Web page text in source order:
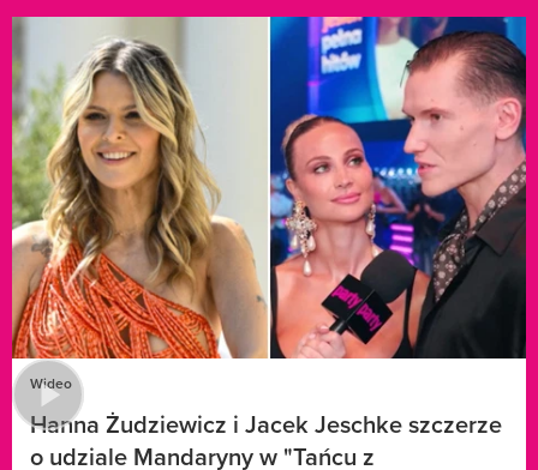
Wideo
Hanna Żudziewicz i Jacek Jeschke szczerze
o udziale Mandaryny w "Tańcu z